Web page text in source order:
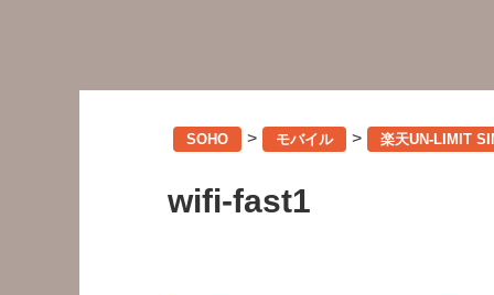
SOHO > モバイル > 楽天UN-LIMIT
wifi-fast1